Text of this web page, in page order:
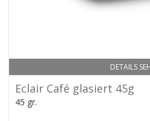
DETAILS
Eclair Café glasiert 45g
45 gr.